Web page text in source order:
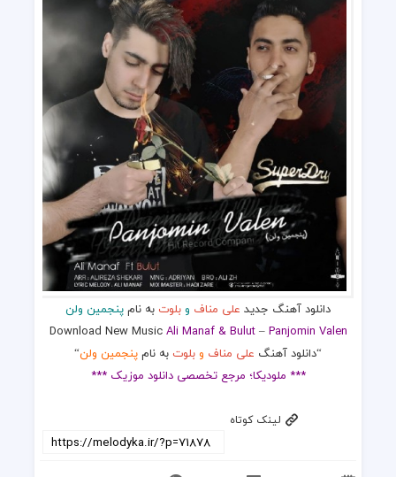
دانلود آهنگ جدید علی مناف وبلوت به نامپنجمین ولن
Download New MusicAli Manaf & Bulut–Panjomin Valen
“دانلود آهنگ علی مناف وبلوت به نامپنجمین ولن“
*** ملودیکا؛ مرجع تخصصی دانلود موزیک ***
لینک کوتاه